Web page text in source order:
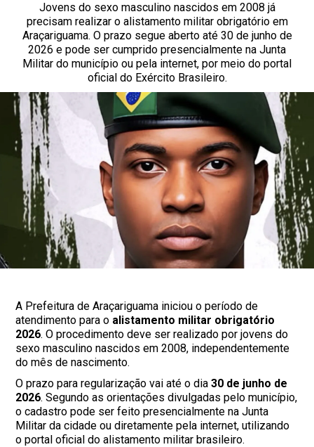
Jovens do sexo masculino nascidos em 2008 já
precisam realizar o alistamento militar obrigatório em
Araçariguama. O prazo segue aberto até 30 de junho de
2026 e pode ser cumprido presencialmente na Junta
Militar do município ou pela internet, por meio do portal
oficial do Exército Brasileiro.
A Prefeitura de Araçariguama iniciou o período de
atendimento para o alistamento militar obrigatório
2026. O procedimento deve ser realizado por jovens do
sexo masculino nascidos em 2008, independentemente
do mês de nascimento.
O prazo para regularização vai até o dia30 de junho de
2026. Segundo as orientações divulgadas pelo município,
o cadastro pode ser feito presencialmente na Junta
Militar da cidade ou diretamente pela internet, utilizando
o portal oficial do alistamento militar brasileiro.